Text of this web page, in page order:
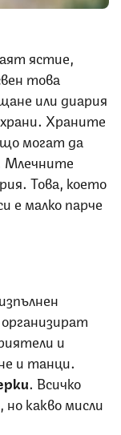
ястие,
това
или диария
Храните
могат да
Млечните
Това, което
е малко парче
и
и танци.
. Всичко
какво мисли